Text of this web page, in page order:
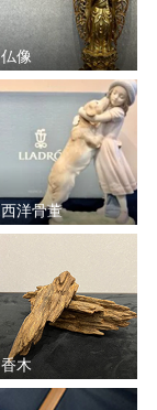
仏像
西洋骨董
香木